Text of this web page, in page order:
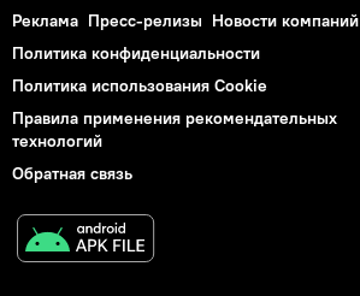
Реклама Пресс-релизы Новости компаний
Политика конфиденциальности
Политика использования Cookie
Правила применения рекомендательных
технологий
Обратная связь